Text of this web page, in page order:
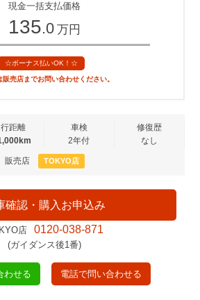
現金一括支払価格
135.0 万円
☆ボーナス払いOK！☆
販売店までお問い合わせください。
距離
車検
2年付
修復歴
なし
販売店 TOKYO店
確認・購入お申込み
店 0120-038-871
(ガイダンス後1番)
わせる 電話で問い合わせる